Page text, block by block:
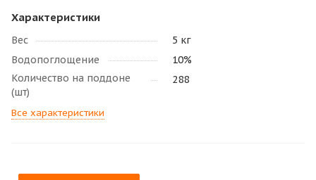
Характеристики
Вес
5 кг
Водопоглощение
10%
Количество на поддоне
(шт)
288
Все характеристики